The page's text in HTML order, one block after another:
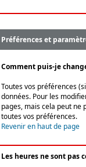
Préférences et
Comment puis-je
Toutes vos préférences
données. Pour les
pages, mais cela peut ne
toutes vos préférences.
Revenir en haut de page
Les heures ne sont pas